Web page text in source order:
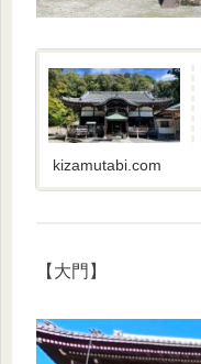
kizamutabi.com
【大門】